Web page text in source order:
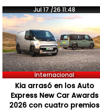
Jul 17 /26 11:48
Internacional
Kia arrasó en los Auto
Express New Car Awards
2026 con cuatro premios